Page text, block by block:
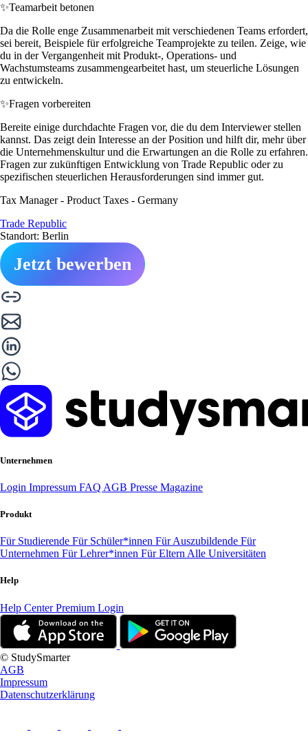
✨Teamarbeit betonen
Da die Rolle enge Zusammenarbeit mit verschiedenen Teams erfordert,
sei bereit, Beispiele für erfolgreiche Teamprojekte zu teilen. Zeige, wie
du in der Vergangenheit mit Produkt-, Operations- und
Wachstumsteams zusammengearbeitet hast, um steuerliche Lösungen
zu entwickeln.
✨Fragen vorbereiten
Bereite einige durchdachte Fragen vor, die du dem Interviewer stellen
kannst. Das zeigt dein Interesse an der Position und hilft dir, mehr über
die Unternehmenskultur und die Erwartungen an die Rolle zu erfahren.
Fragen zur zukünftigen Entwicklung von Trade Republic oder zu
spezifischen steuerlichen Herausforderungen sind immer gut.
Tax Manager - Product Taxes - Germany
Trade Republic
Standort: Berlin
Jetzt bewerben
Unternehmen
Login Impressum FAQ AGB Presse Magazine
Produkt
Für Studierende Für Schüler*innen Für Auszubildende Für
Unternehmen Für Lehrer*innen Für Eltern Alle Universitäten
Help
Help CenterPremium Login
© StudySmarter
AGB
Impressum
Datenschutzerklärung